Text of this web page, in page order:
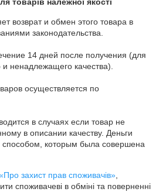
возврат и обмен этого товара в
законодательства.
14 дней после получения (для
ненадлежащего качества).
осуществляется по
в случаях если товар не
в описании качеству. Деньги
которым была совершена
захист прав споживачів»
споживачеві в обміні та поверненні